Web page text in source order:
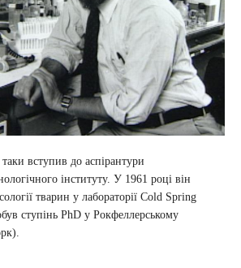
вступив до аспірантури
інституту. У 1961 році він
тварин у лабораторії Cold Spring
ступінь PhD у Рокфеллерському